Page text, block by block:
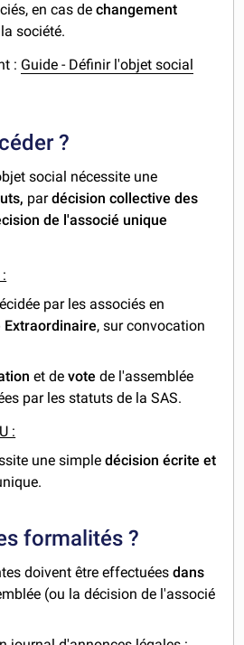
en cas dechangement
société.
: Guide - Définir l'objet social
?
social nécessite une
pardécision collective des
de l'associé unique
par les associés en
Extraordinaire, sur convocation
et devote de l'assemblée
par les statuts de la SAS.
:
une simpledécision écrite et
formalités ?
doivent être effectuéesdans
(ou la décision de l'associé